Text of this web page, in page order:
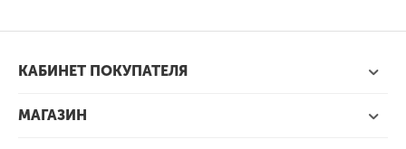
КАБИНЕТ ПОКУПАТЕЛЯ
МАГАЗИН